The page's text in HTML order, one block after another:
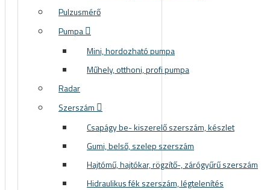
Pulzusmérő
Pumpa
Mini, hordozható pumpa
Műhely, otthoni, profi pumpa
Radar
Szerszám
Csapágy be- kiszerelő szerszám, készlet
Gumi, belső, szelep szerszám
Hajtómű, hajtókar, rögzítő-, zárógyűrű szerszám
Hidraulikus fék szerszám, légtelenítés